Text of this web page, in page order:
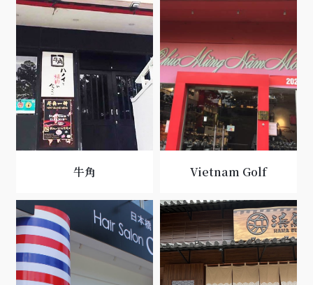
牛角 Vietnam Golf